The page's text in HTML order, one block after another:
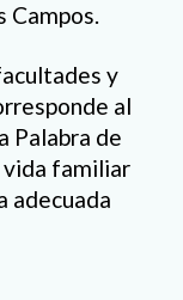
Campos.
y
al
Palabra de
vida familiar
adecuada